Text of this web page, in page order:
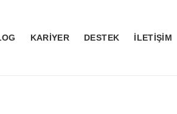
KARİYER DESTEK İLETİŞİM